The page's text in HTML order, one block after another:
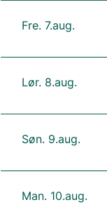
Fre. 7.aug.
Lør. 8.aug.
Søn. 9.aug.
Man. 10.aug.